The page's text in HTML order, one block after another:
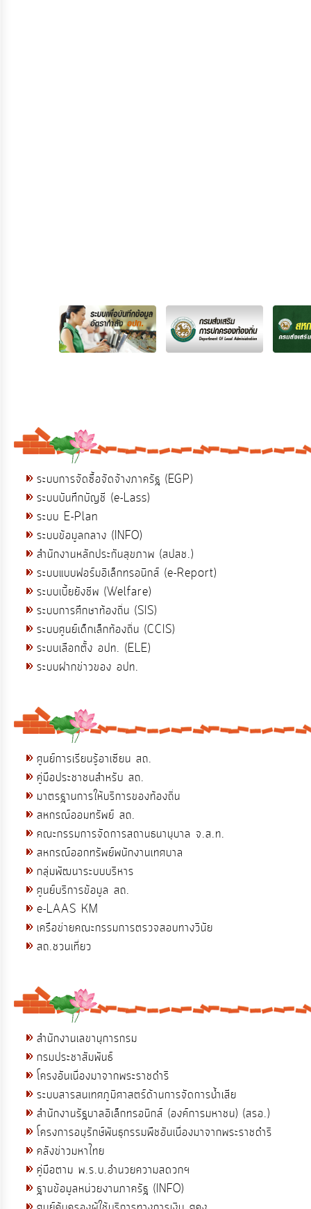
ระบบการจัดซื้อจัดจ้างภาครัฐ (EGP)
ระบบบันทึกบัญชี (e-Lass)
ระบบ E-Plan
ระบบข้อมูลกลาง (INFO)
สำนักงานหลักประกันสุขภาพ (สปสช.)
ระบบแบบฟอร์มอิเล็กทรอนิกส์ (e-Report)
ระบบเบี้ยยังชีพ (Welfare)
ระบบการศึกษาท้องถิ่น (SIS)
ระบบศูนย์เด็กเล็กท้องถิ่น (CCIS)
ระบบเลือกตั้ง อปท. (ELE)
ระบบฝากข่าวของ อปท.
ศูนย์การเรียนรู้อาเซียน สถ.
คู่มือประชาชนสำหรับ สถ.
มาตรฐานการให้บริการของท้องถิ่น
สหกรณ์ออมทรัพย์ สถ.
คณะกรรมการจัดการสถานธนานุบาล จ.ส.ท.
สหกรณ์ออกทรัพย์พนักงานเทศบาล
กลุ่มพัฒนาระบบบริหาร
ศูนย์บริการข้อมูล สถ.
e-LAAS KM
เครือข่ายคณะกรรมการตรวจสอบทางวินัย
สถ.ชวนเที่ยว
สำนักงานเลขานุการกรม
กรมประชาสัมพันธ์
โครงอันเนื่องมาจากพระราชดำริ
ระบบสารสนเทศภูมิศาสตร์ด้านการจัดการน้ำเสีย
สำนักงานรัฐบาลอิเล็กทรอนิกส์ (องค์การมหาชน) (สรอ.)
โครงการอนุรักษ์พันธุกรรมพืชอันเนื่องมาจากพระราชดำริ
คลังข่าวมหาไทย
คู่มือตาม พ.ร.บ.อำนวยความสดวกฯ
ฐานข้อมูลหน่วยงานภาครัฐ (INFO)